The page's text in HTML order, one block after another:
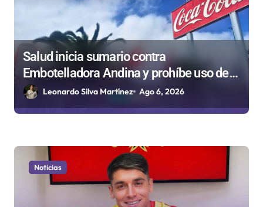
a
d
s
Salud inicia sumario contra
Embotelladora Andina y prohíbe uso de
caldera por graves riesgos laborales
Leonardo Silva Martínez Ago 6, 2026
Noticias